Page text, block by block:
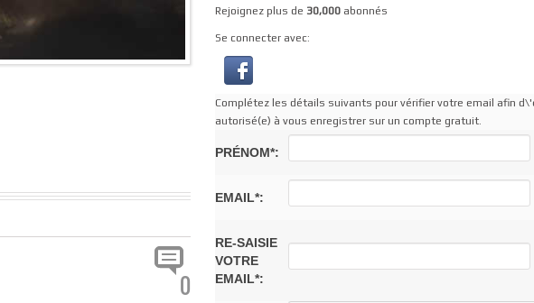
0
Rejoignez plus de 30,000abonnés
Se connecter avec:
Complétez les détails suivants pour vérifier votre email afin
autorisé(e) à vous enregistrer sur un compte gratuit.
PRÉNOM*:
EMAIL*:
RE-SAISIE
VOTRE
EMAIL*: